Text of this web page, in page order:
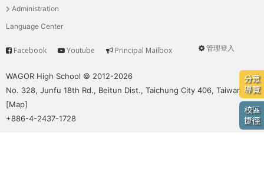
國
移
動
的
世
界
公
分眾
導覽
校區
捷徑
單Administration
Language Center
User
管理登入
Service
Facebook Youtube Principal Mailbox
WAGOR High School © 2012-2026
No. 328, Junfu 18th Rd., Beitun Dist., Taichung City 406, Taiwan
[Map]
+886-4-2437-1728